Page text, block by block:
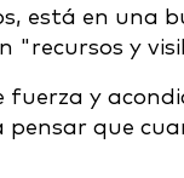
está en una
"recursos y
y
pensar que